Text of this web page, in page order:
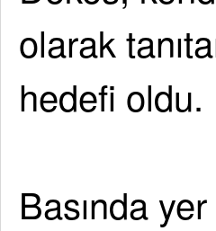
olarak
hedefi oldu.
Basında